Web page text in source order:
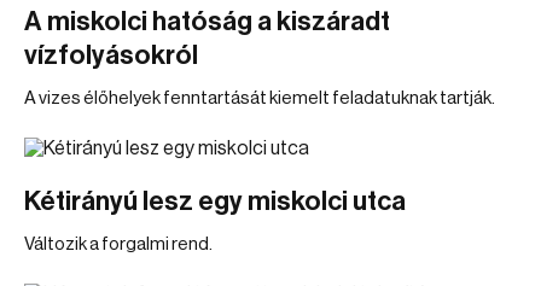
A miskolci hatóság a kiszáradt
vízfolyásokról
A vizes élőhelyek fenntartását kiemelt feladatuknak tartják.
Kétirányú lesz egy miskolci utca
Változik a forgalmi rend.